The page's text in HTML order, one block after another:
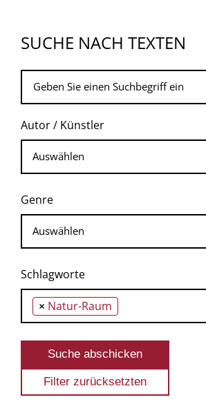
SUCHE NACH TEXTEN
Autor / Künstler
Genre
Schlagworte
× Natur-Raum